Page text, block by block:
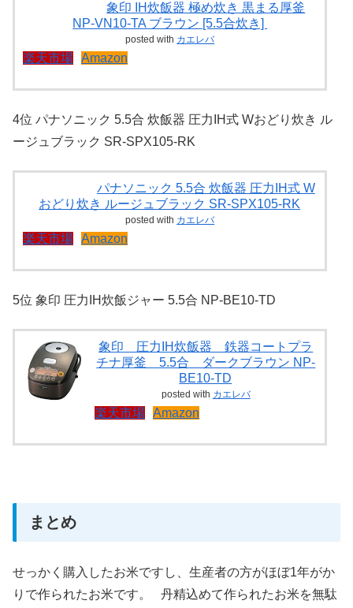
象印 IH炊飯器 極め炊き 黒まる厚釜
NP-VN10-TA ブラウン [5.5合炊き]
posted with カエレバ
楽天市場 Amazon
4位 パナソニック 5.5合 炊飯器 圧力IH式 Wおどり炊き ル
ージュブラック SR-SPX105-RK
パナソニック 5.5合 炊飯器 圧力IH式 W
おどり炊き ルージュブラック SR-SPX105-RK
posted with カエレバ
楽天市場 Amazon
5位 象印 圧力IH炊飯ジャー 5.5合 NP-BE10-TD
象印 圧力IH炊飯器 鉄器コートプラ
チナ厚釜 5.5合 ダークブラウン NP-
BE10-TD
posted with カエレバ
楽天市場 Amazon
まとめ
せっかく購入したお米ですし、生産者の方がほぼ1年がか
りで作られたお米です。 丹精込めて作られたお米を無駄